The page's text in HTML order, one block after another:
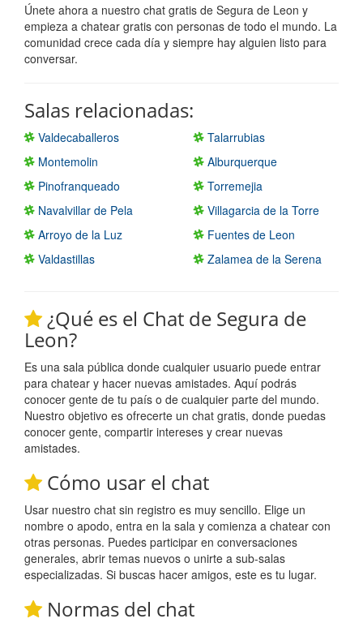
Únete ahora a nuestro chat gratis de Segura de Leon y
empieza a chatear gratis con personas de todo el mundo. La
comunidad crece cada día y siempre hay alguien listo para
conversar.
Salas relacionadas:
Valdecaballeros
Talarrubias
Montemolin
Alburquerque
Pinofranqueado
Torremejia
Navalvillar de Pela
Villagarcia de la Torre
Arroyo de la Luz
Fuentes de Leon
Valdastillas
Zalamea de la Serena
¿Qué es el Chat de Segura de
Leon?
Es una sala pública donde cualquier usuario puede entrar
para chatear y hacer nuevas amistades. Aquí podrás
conocer gente de tu país o de cualquier parte del mundo.
Nuestro objetivo es ofrecerte un chat gratis, donde puedas
conocer gente, compartir intereses y crear nuevas
amistades.
Cómo usar el chat
Usar nuestro chat sin registro es muy sencillo. Elige un
nombre o apodo, entra en la sala y comienza a chatear con
otras personas. Puedes participar en conversaciones
generales, abrir temas nuevos o unirte a sub-salas
especializadas. Si buscas hacer amigos, este es tu lugar.
Normas del chat